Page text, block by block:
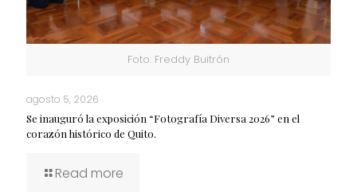
Foto: Freddy Buitrón
agosto 5, 2026
Se inauguró la exposición “Fotografía Diversa 2026” en el
corazón histórico de Quito.
Read more